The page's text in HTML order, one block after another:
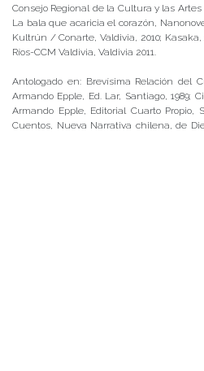
Consejo Regional de la Cultura y las Artes
La bala que acaricia el corazón,
Kultrún / Conarte, Valdivia, 2010;
Ríos-CCM Valdivia, Valdivia 2011.
Antologado en: Brevísima Relación del
Armando Epple, Ed. Lar, Santiago, 1989;
Armando Epple, Editorial Cuarto Propio,
Cuentos, Nueva Narrativa chilena, de